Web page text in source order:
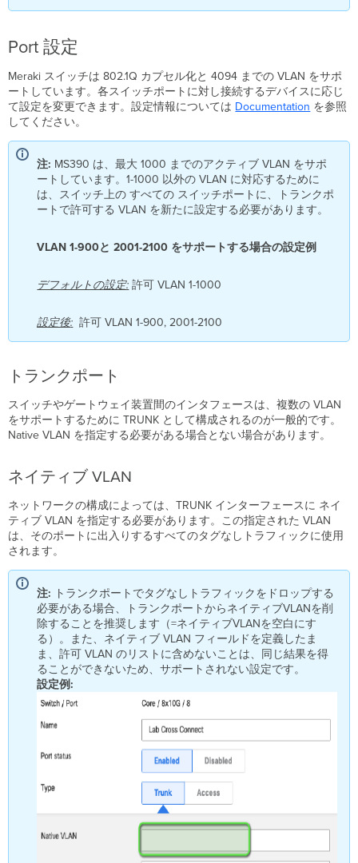
Port 設定
Meraki スイッチは 802.1Q カプセル化と 4094 までの VLAN をサポ
ートしています。各スイッチポートに対し接続するデバイスに応じ
て設定を変更できます。設定情報については Documentation を参照
してください。
注: MS390 は、最大 1000 までのアクティブ VLAN をサポ
ートしています。1-1000 以外の VLAN に対応するために
は、スイッチ上の すべての スイッチポートに、トランクポ
ートで許可する VLAN を新たに設定する必要があります。
VLAN 1-900と 2001-2100 をサポートする場合の設定例
デフォルトの設定: 許可 VLAN 1-1000
設定後: 許可 VLAN 1-900, 2001-2100
トランクポート
スイッチやゲートウェイ装置間のインタフェースは、複数の VLAN
をサポートするために TRUNK として構成されるのが一般的です。
Native VLAN を指定する必要がある場合とない場合があります。
ネイティブ VLAN
ネットワークの構成によっては、TRUNK インターフェースに ネイ
ティブ VLAN を指定する必要があります。この指定された VLAN
は、そのポートに出入りするすべてのタグなしトラフィックに使用
されます。
注: トランクポートでタグなしトラフィックをドロップする
必要がある場合、トランクポートからネイティブVLANを削
除することを推奨します（=ネイティブVLANを空白にす
る）。また、ネイティブ VLAN フィールドを定義したま
ま、許可 VLAN のリストに含めないことは、同じ結果を得
ることができないため、サポートされない設定です。
設定例: